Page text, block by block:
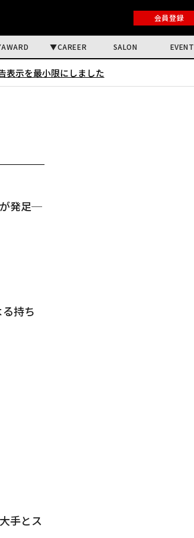
会員登録
AWARD CAREER SALON EVENT
表示を最小限にしました
が発足─
持ち
手とス